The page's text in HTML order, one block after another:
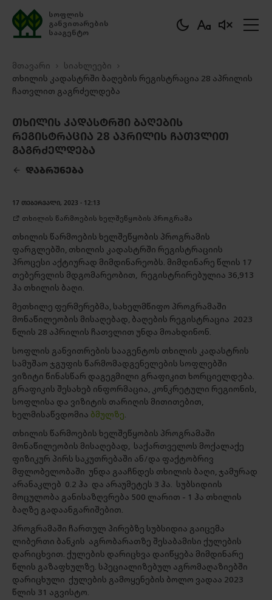
სოფლის
განვითარების
სააგენტო
მთავარი
სიახლეები
თხილის კადასტრში ბაღების რეგისტრაცია 28 აპრილის
ჩათვლით გაგრძელდება
ᲗᲮᲘᲚᲘᲡ ᲙᲐᲓᲐᲡᲢᲠᲨᲘ ᲑᲐᲦᲔᲑᲘᲡ
ᲠᲔᲒᲘᲡᲢᲠᲐᲪᲘᲐ 28 ᲐᲞᲠᲘᲚᲘᲡ ᲩᲐᲗᲕᲚᲘᲗ
ᲒᲐᲒᲠᲫᲔᲚᲓᲔᲑᲐ
ᲓᲐᲑᲠᲣᲜᲔᲑᲐ
17 ᲗᲔᲑᲔᲠᲕᲐᲚᲘ, 2023 - 12:13
თხილის წარმოების ხელშეწყობის პროგრამა
თხილის წარმოების ხელშეწყობის პროგრამის
ფარგლებში, თხილის კადასტრში რეგისტრაციის
პროცესი აქტიურად მიმდინარეობს. მიმდინარე წლის 17
თებერვლის მდგომარეობით, რეგისტრირებულია 36,913
ჰა თხილის ბაღი.
მეთხილე ფერმერებმა, სახელმწიფო პროგრამაში
მონაწილეობის მისაღებად, ბაღების რეგისტრაცია 2023
წლის 28 აპრილის ჩათვლით უნდა მოახდინონ.
სოფლის განვითრების სააგენტოს თხილის კადასტრის
სამუშაო ჯგუფის წარმომადგენელების სოფლებში
ვიზიტი წინასწარ დაგეგმილი გრაფიკით ხორციელდება.
გრაფიკის შესახებ ინფორმაცია, კონკრეტული რეგიონის,
სოფლისა და ვიზიტის თარიღის მითითებით,
ხელმისაწვდომია ბმულზე.
თხილის წარმოების ხელშეწყობის პროგრამაში
მონაწილეობის მისაღებად, საქართველოს მოქალაქე
ფიზიკურ პირს საკუთრებაში ან/და ფაქტობრივ
მფლობელობაში უნდა გააჩნდეს თხილის ბაღი, ჯამურად
არანაკლებ 0.2 ჰა და არაუმეტეს 3 ჰა. სუბსიდიის
მოცულობა განისაზღვრება 500 ლარით - 1 ჰა თხილის
ბაღზე გადაანგარიშებით.
პროგრამაში ჩართულ პირებზე სუბსიდია გაიცემა
ლიბერთი ბანკის აგრობარათზე შესაბამისი ქულების
დარიცხვით. ქულების დარიცხვა დაიწყება მიმდინარე
წლის გაზაფხულზე. სპეციალიზებულ აგრომაღაზიებში
დარიცხული ქულების გამოყენების ბოლო ვადაა 2023
წლის 31 აგვისტო.